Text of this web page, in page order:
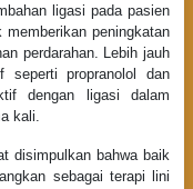
ligasi pada pasien
peningkatan
perdarahan. Lebih jauh
seperti propranolol dan
dengan ligasi dalam
kali.
disimpulkan bahwa baik
sebagai terapi lini